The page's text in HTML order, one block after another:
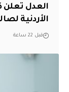
العدل
الأردنية
قبل 22 ساعة